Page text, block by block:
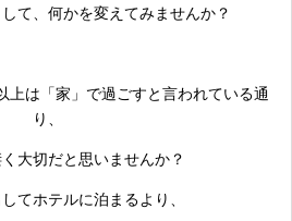
て、何かを変えてみませんか？
上は「家」で過ごすと言われている通
り、
く大切だと思いませんか？
てホテルに泊まるより、